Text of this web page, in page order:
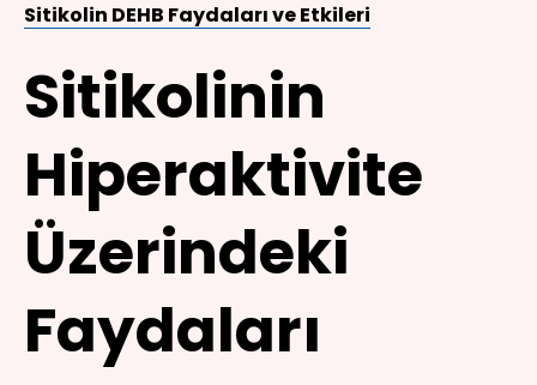
Sitikolin DEHB Faydaları ve Etkileri
Sitikolinin
Hiperaktivite
Üzerindeki
Faydaları